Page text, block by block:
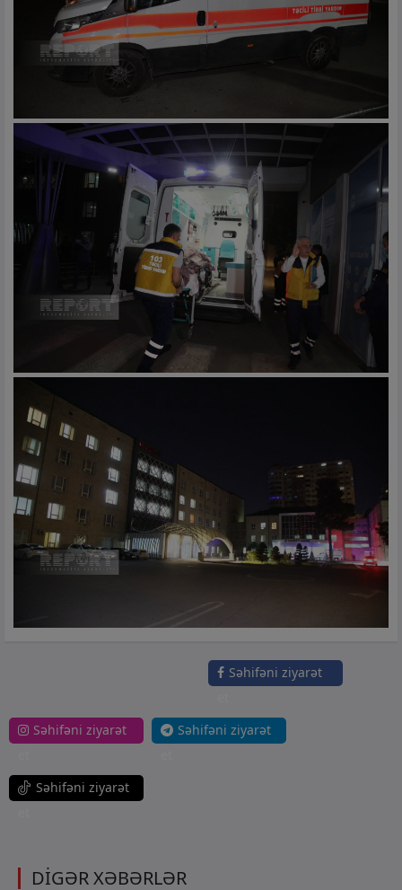
Səhifəni ziyarət
Səhifəni ziyarət
Səhifəni ziyarət
Səhifəni ziyarət
DİGƏR XƏBƏRLƏR